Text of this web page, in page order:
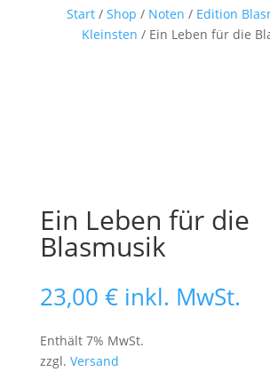
Start /Shop / Noten / Edition
Kleinsten / Ein Leben für die
Ein Leben für die
Blasmusik
23,00 € inkl. MwSt.
Enthält 7% MwSt.
zzgl. Versand